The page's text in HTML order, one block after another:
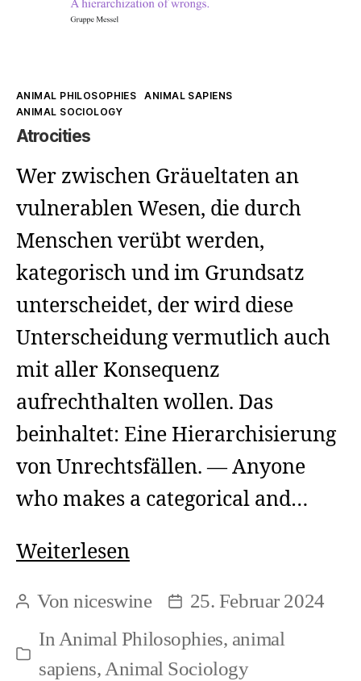
Kategorien
ANIMAL PHILOSOPHIES
ANIMAL SAPIENS
ANIMAL SOCIOLOGY
Atrocities
Wer zwischen Gräueltaten an
vulnerablen Wesen, die durch
Menschen verübt werden,
kategorisch und im Grundsatz
unterscheidet, der wird diese
Unterscheidung vermutlich auch
mit aller Konsequenz
aufrechthalten wollen. Das
beinhaltet: Eine Hierarchisierung
von Unrechtsfällen. — Anyone
who makes a categorical and…
WeiterlesenAtrocities
Beitragsautor
Vonniceswine Beitragsdatum
25. Februar 2024
Kategorien
InAnimal Philosophies, animal
sapiens,Animal Sociology